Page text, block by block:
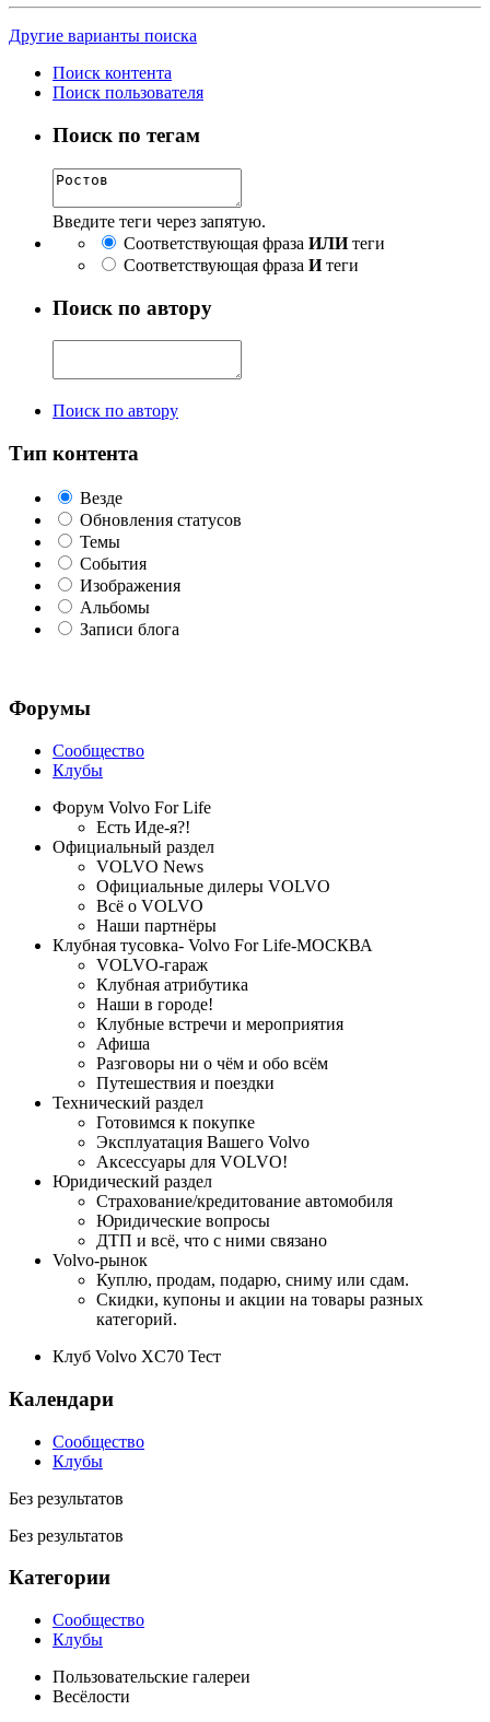
Другие варианты поиска
Поиск контента
Поиск пользователя
Поиск по тегам
Введите теги через запятую.
Соответствующая фраза ИЛИтеги
Соответствующая фраза Итеги
Поиск по автору
Поиск по автору
Тип контента
Везде
Обновления статусов
Темы
События
Изображения
Альбомы
Записи блога
Форумы
Сообщество
Клубы
Форум Volvo For Life
Есть Иде-я?!
Официальный раздел
VOLVO News
Официальные дилеры VOLVO
Всё о VOLVO
Наши партнёры
Клубная тусовка- Volvo For Life-МОСКВА
VOLVO-гараж
Клубная атрибутика
Наши в городе!
Клубные встречи и мероприятия
Афиша
Разговоры ни о чём и обо всём
Путешествия и поездки
Технический раздел
Готовимся к покупке
Эксплуатация Вашего Volvo
Аксессуары для VOLVO!
Юридический раздел
Страхование/кредитование автомобиля
Юридические вопросы
ДТП и всё, что с ними связано
Volvo-рынок
Куплю, продам, подарю, сниму или сдам.
Скидки, купоны и акции на товары разных
категорий.
Клуб Volvo XC70 Тест
Календари
Сообщество
Клубы
Без результатов
Без результатов
Категории
Сообщество
Клубы
Пользовательские галереи
Весёлости